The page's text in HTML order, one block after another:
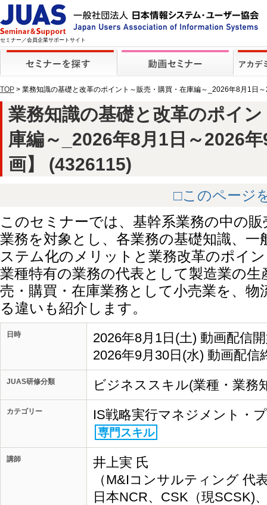
セミナー／会員企業サポートサイト
TOP > 業務知識の基礎と改革のポイント～販売・購買・在庫編～_2026年8月1日
業務知識の基礎と改革のポイ
庫編～_2026年8月1日～2026
画】 (4326115)
□このページ
このセミナーでは、基幹系業務の中の
業務を対象とし、各業務の基礎知識、
ステム化のメリットと業務改革のポイ
業種特有の業務の代表として製造業の
売・購買・在庫業務として小売業を、
る違いも紹介します。
日時
2026年8月1日(土) 動画配信
2026年9月30日(水) 動画配信
JUAS研修分類 ビジネススキル(業種・業務
カテゴリー IS戦略実行マネジメント・
専門スキル
講師
井上実 氏
（M&Iコンサルティング 代
日本NCR、CSK（現SCSK)